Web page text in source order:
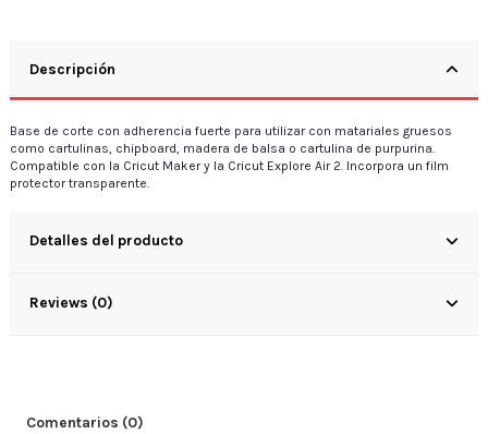
Descripción
Base de corte con adherencia fuerte para utilizar con matariales gruesos
como cartulinas, chipboard, madera de balsa o cartulina de purpurina.
Compatible con la Cricut Maker y la Cricut Explore Air 2. Incorpora un film
protector transparente.
Detalles del producto
Reviews (0)
Comentarios (0)